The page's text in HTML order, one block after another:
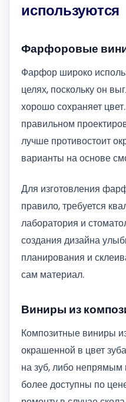
используются
Фарфоровые
Фарфор широко
целях, поскольку он
хорошо сохраняет
правильном
лучше противостоит
варианты на основе
Для изготовления
правило, требуется
лаборатория и
создания дизайна
планирования и
сам материал.
Виниры из
Композитные виниры
окрашенной в цвет
на зуб, либо
более доступны по